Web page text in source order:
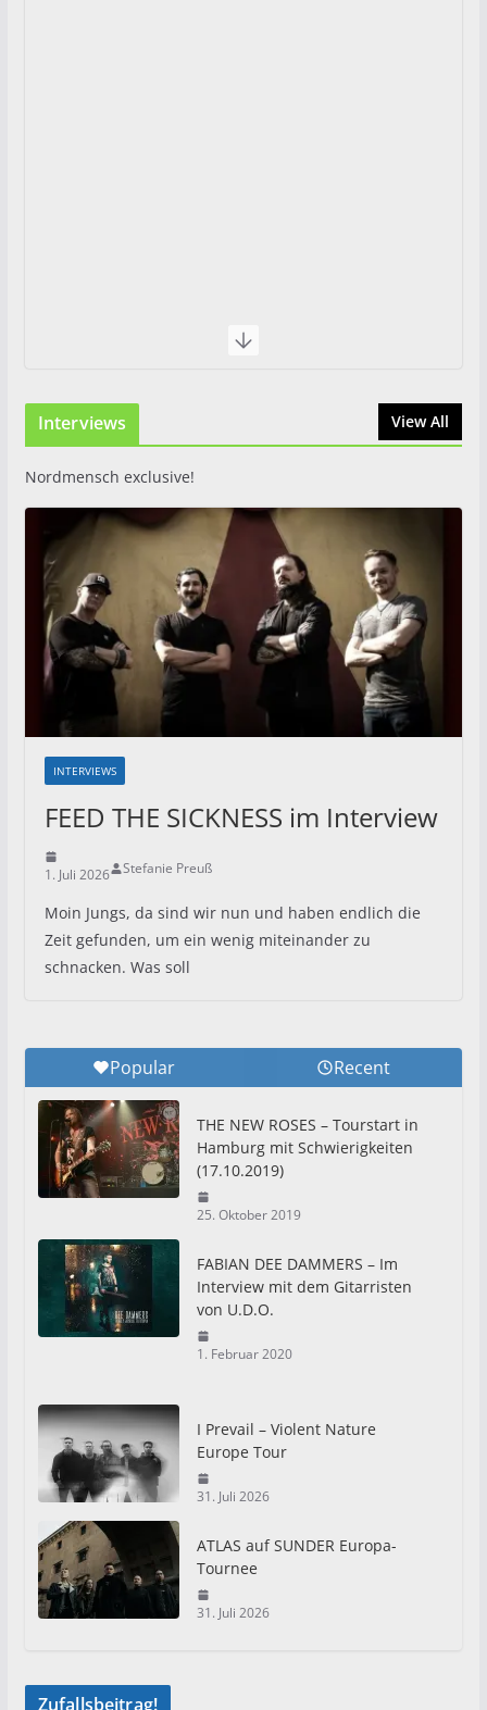
Interviews View All
Nordmensch exclusive!
INTERVIEWS
FEED THE SICKNESS im Interview
1. Juli 2026 Stefanie Preuß
Moin Jungs, da sind wir nun und haben endlich die
Zeit gefunden, um ein wenig miteinander zu
schnacken. Was soll
Popular Recent
THE NEW ROSES – Tourstart in
Hamburg mit Schwierigkeiten
(17.10.2019)
25. Oktober 2019
FABIAN DEE DAMMERS – Im
Interview mit dem Gitarristen
von U.D.O.
1. Februar 2020
I Prevail – Violent Nature
Europe Tour
31. Juli 2026
ATLAS auf SUNDER Europa-
Tournee
31. Juli 2026
Zufallsbeitrag!